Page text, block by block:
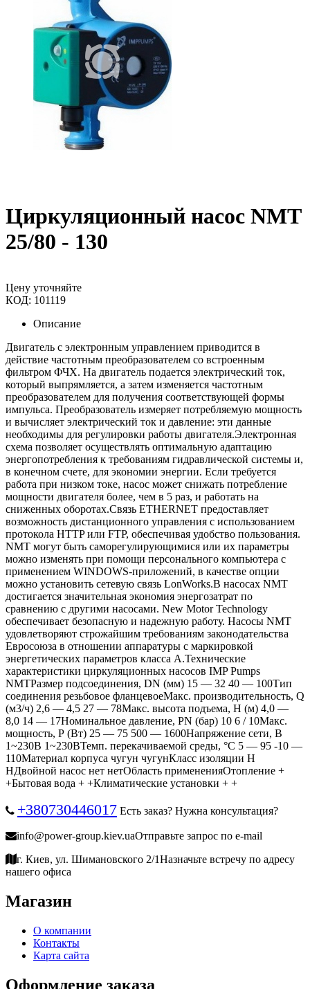
Циркуляционный насос NMT
25/80 - 130
Цену уточняйте
КОД: 101119
Описание
Двигатель с электронным управлением приводится в
действие частотным преобразователем со встроенным
фильтром ФЧХ. На двигатель подается электрический ток,
который выпрямляется, а затем изменяется частотным
преобразователем для получения соответствующей формы
импульса. Преобразователь измеряет потребляемую мощность
и вычисляет электрический ток и давление: эти данные
необходимы для регулировки работы двигателя.Электронная
схема позволяет осуществлять оптимальную адаптацию
энергопотребления к требованиям гидравлической системы и,
в конечном счете, для экономии энергии. Если требуется
работа при низком токе, насос может снижать потребление
мощности двигателя более, чем в 5 раз, и работать на
сниженных оборотах.Связь ETHERNET предоставляет
возможность дистанционного управления с использованием
протокола HTTP или FTP, обеспечивая удобство пользования.
NMT могут быть саморегулирующимися или их параметры
можно изменять при помощи персонального компьютера с
применением WINDOWS-приложений, в качестве опции
можно установить сетевую связь LonWorks.В насосах NMT
достигается значительная экономия энергозатрат по
сравнению с другими насосами. New Motor Technology
обеспечивает безопасную и надежную работу. Насосы NMT
удовлетворяют строжайшим требованиям законодательства
Евросоюза в отношении аппаратуры с маркировкой
энергетических параметров класса A.Технические
характеристики циркуляционных насосов IMP Pumps
NMTРазмер подсоединения, DN (мм) 15 ― 32 40 ― 100Тип
соединения резьбовое фланцевоеМакс. производительность, Q
(м3/ч) 2,6 ― 4,5 27 ― 78Макс. высота подъема, Н (м) 4,0 ―
8,0 14 ― 17Номинальное давление, PN (бар) 10 6 / 10Макс.
мощность, Р (Вт) 25 ― 75 500 ― 1600Напряжение сети, В
1~230В 1~230ВТемп. перекачиваемой среды, °C 5 ― 95 -10 ―
110Материал корпуса чугун чугунКласс изоляции H
HДвойной насос нет нетОбласть примененияОтопление +
+Бытовая вода + +Климатические установки + +
+380730446017 Есть заказ? Нужна консультация?
info@power-group.kiev.uaОтправьте запрос по e-mail
г. Киев, ул. Шимановского 2/1Назначьте встречу по адресу
нашего офиса
Магазин
О компании
Контакты
Карта сайта
Оформление заказа